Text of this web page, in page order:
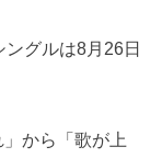
グルは8月26日
から「歌が上